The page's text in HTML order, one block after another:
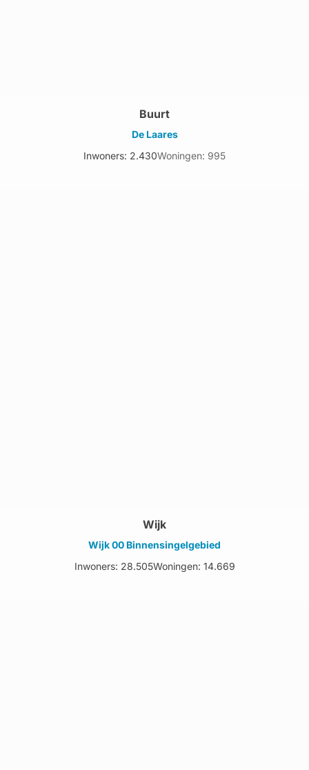
Buurt
De Laares
Inwoners: 2.430Woningen: 995
Wijk
Wijk 00 Binnensingelgebied
Inwoners: 28.505Woningen: 14.669